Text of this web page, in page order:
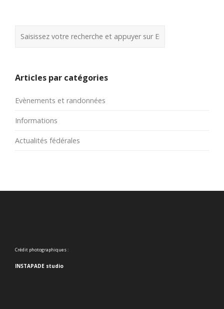
Articles par catégories
Evènements et randonnées
Informations
Actualités fédérales
Crédit photographiques :
INSTAPADE studio